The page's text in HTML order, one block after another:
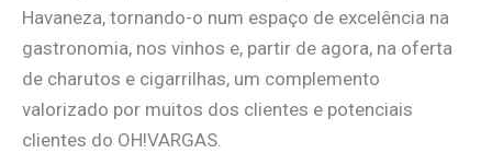
Havaneza, tornando-o num espaço de excelência na
gastronomia, nos vinhos e, partir de agora, na oferta
de charutos e cigarrilhas, um complemento
valorizado por muitos dos clientes e potenciais
clientes do OH!VARGAS.